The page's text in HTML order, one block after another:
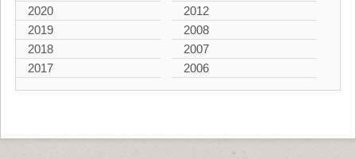
2020
2019
2018
2017
2012
2008
2007
2006